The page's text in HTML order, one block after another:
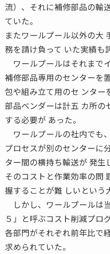
流）、それに補修部品の輸
ていた。
またワールプール以外の大
務を請け負って いた実績も
ワールプールはそれまで
補修部品専用のセンターを
包や組み立て用のセ ンター
部品ベンダーは計五 カ所の
する必要が あった。
ワールプールの社内でも
プロセスが別のセンターに
ター間の横持ち輸送が 発生
そのコストと作業効率の問
握することが難 しいという
しかし、ワールプールは
５」と呼ぶコスト削減プロ
各部門がそれぞれ前年比で
求められていた。